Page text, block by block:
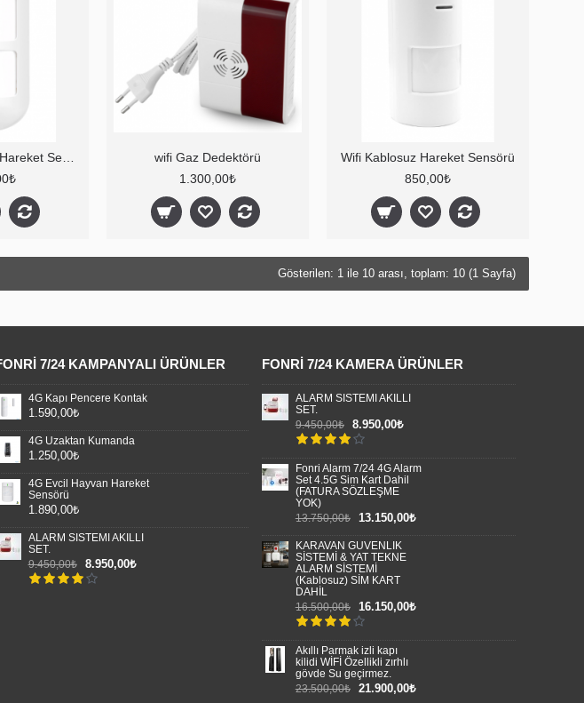
wifi Gaz Dedektörü
1.300,00₺
Wifi Kablosuz Hareket Sensörü
850,00₺
Gösterilen: 1 ile 10 arası, toplam: 10 (1 Sayfa)
7/24 KAMPANYALI ÜRÜNLER
4G Kapı Pencere Kontak
1.590,00₺
4G Uzaktan Kumanda
1.250,00₺
4G Evcil Hayvan Hareket
Sensörü
1.890,00₺
ALARM SİSTEMİ AKILLI
SET.
9.450,00₺
8.950,00₺
FONRI 7/24 KAMERA ÜRÜNLER
ALARM SİSTEMİ AKILLI
SET.
9.450,00₺
8.950,00₺
Fonri Alarm 7/24 4G Alarm
Set 4.5G Sim Kart Dahil
(FATURA SÖZLEŞME
YOK)
13.750,00₺
13.150,00₺
KARAVAN GÜVENLİK
SİSTEMİ & YAT TEKNE
ALARM SİSTEMİ
(Kablosuz) SİM KART
DAHİL
16.500,00₺
16.150,00₺
Akıllı Parmak izli kapı
kilidi WİFİ Özellikli zırhlı
gövde Su geçirmez.
23.500,00₺
21.900,00₺